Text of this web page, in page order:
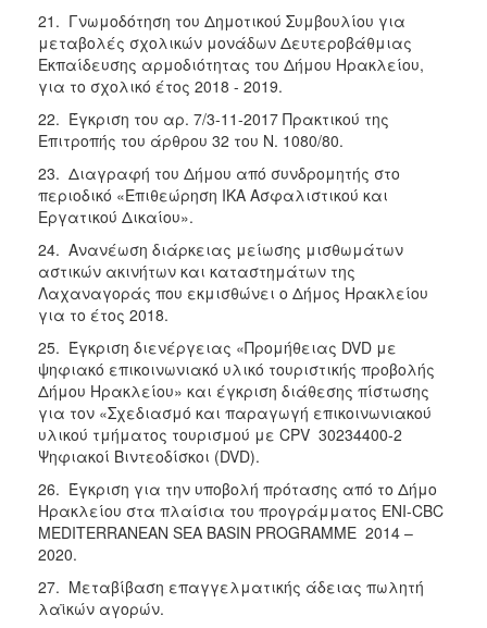
21. Γνωμοδότηση του Δημοτικού Συμβουλίου για
μεταβολές σχολικών μονάδων Δευτεροβάθμιας
Εκπαίδευσης αρμοδιότητας του Δήμου Ηρακλείου,
για το σχολικό έτος 2018 - 2019.
22. Έγκριση του αρ. 7/3-11-2017 Πρακτικού της
Επιτροπής του άρθρου 32 του Ν. 1080/80.
23. Διαγραφή του Δήμου από συνδρομητής στο
περιοδικό «Επιθεώρηση ΙΚΑ Ασφαλιστικού και
Εργατικού Δικαίου».
24. Ανανέωση διάρκειας μείωσης μισθωμάτων
αστικών ακινήτων και καταστημάτων της
Λαχαναγοράς που εκμισθώνει ο Δήμος Ηρακλείου
για το έτος 2018.
25. Έγκριση διενέργειας «Προμήθειας DVD με
ψηφιακό επικοινωνιακό υλικό τουριστικής προβολής
Δήμου Ηρακλείου» και έγκριση διάθεσης πίστωσης
για τον «Σχεδιασμό και παραγωγή επικοινωνιακού
υλικού τμήματος τουρισμού με CPV 30234400-2
Ψηφιακοί Βιντεοδίσκοι (DVD).
26. Έγκριση για την υποβολή πρότασης από το Δήμο
Ηρακλείου στα πλαίσια του προγράμματος ENI-CBC
MEDITERRANEAN SEA BASIN PROGRAMME 2014 –
2020.
27. Μεταβίβαση επαγγελματικής άδειας πωλητή
λαϊκών αγορών.